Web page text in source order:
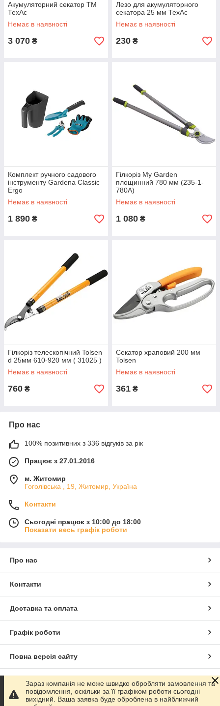
Акумуляторний секатор ТМ
ТехАс
Немає в наявності
3 070 ₴
Лезо для акумуляторного
секатора 25 мм ТехАс
Немає в наявності
230 ₴
Комплект ручного садового
інструменту Gardena Classic
Ergo
Немає в наявності
1 890 ₴
Гілкоріз My Garden
площинний 780 мм (235-1-
780A)
Немає в наявності
1 080 ₴
Гілкоріз телескопічний Tolsen
d 25мм 610-920 мм ( 31025 )
Немає в наявності
760 ₴
Секатор храповий 200 мм
Tolsen
Немає в наявності
361 ₴
Про нас
100% позитивних з 336 відгуків за рік
Працює з 27.01.2016
м. Житомир
Гоголівська , 19, Житомир, Україна
Контакти
Сьогодні працює з 10:00 до 18:00
Показати весь графік роботи
Про нас
Контакти
Доставка та оплата
Графік роботи
Повна версія сайту
Сайт створено на маркетплейсі Prom.ua
Зараз компанія не може швидко обробляти замовлення та
повідомлення, оскільки за її графіком роботи сьогодні
вихідний. Ваша заявка буде оброблена в найближчий